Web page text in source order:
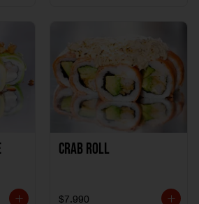
CRAB ROLL
$7.990